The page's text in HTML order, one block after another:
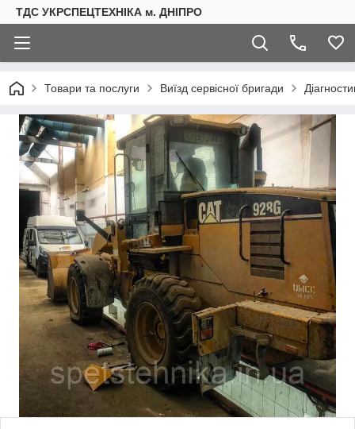
ТДС УКРСПЕЦТЕХНІКА м. ДНІПРО
Товари та послуги Виїзд сервісної бригади